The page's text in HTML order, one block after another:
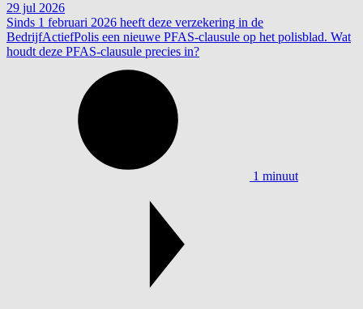
29 jul 2026
Sinds 1 februari 2026 heeft deze verzekering in de
BedrijfActiefPolis een nieuwe PFAS-clausule op het polisblad. Wat
houdt deze PFAS-clausule precies in?
1 minuut